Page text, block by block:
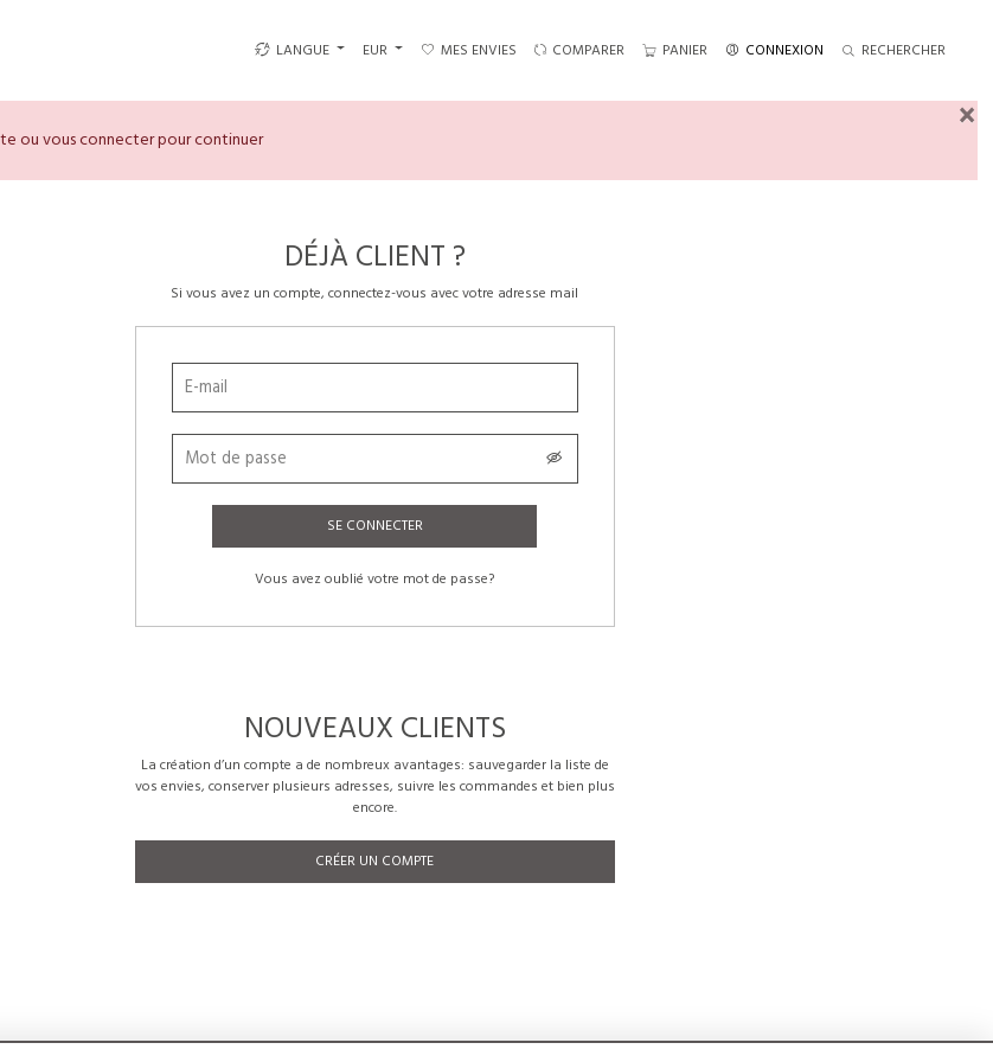
LANGUE EUR MES ENVIES COMPARER PANIER CONNEXION RECHERCHER
ou vous connecter pour continuer
×
DÉJÀ CLIENT ?
Si vous avez un compte, connectez-vous avec votre adresse mail
SE CONNECTER
Vous avez oublié votre mot de passe?
NOUVEAUX CLIENTS
La création d’un compte a de nombreux avantages: sauvegarder la liste de
vos envies, conserver plusieurs adresses, suivre les commandes et bien plus
encore.
CRÉER UN COMPTE